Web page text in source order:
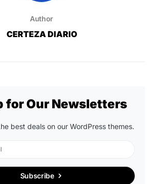
Author
CERTEZA DIARIO
for Our Newsletters
best deals on our WordPress themes.
Subscribe